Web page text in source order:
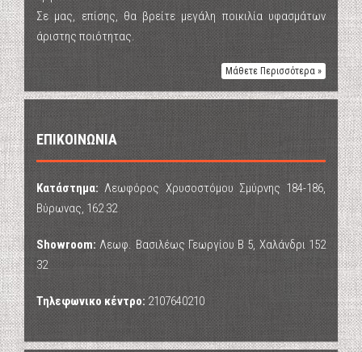
Σε μας, επίσης, θα βρείτε μεγάλη ποικιλία υφασμάτων
άριστης ποιότητας.
Μάθετε Περισσότερα »
ΕΠΙΚΟΙΝΩΝΙΑ
Κατάστημα:Λεωφόρος Χρυσοστόμου Σμύρνης 184-186,
Βύρωνας, 162 32
Showroom:Λεωφ. Βασιλέως Γεωργίου B 5, Χαλάνδρι 152
32
Τηλεφωνικο κέντρο:2107640210